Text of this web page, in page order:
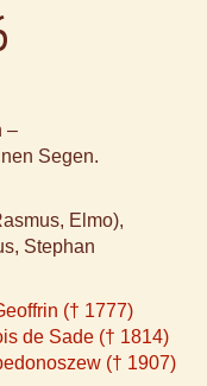
–
Segen.
Elmo),
Stephan
(† 1777)
de Sade († 1814)
(† 1907)